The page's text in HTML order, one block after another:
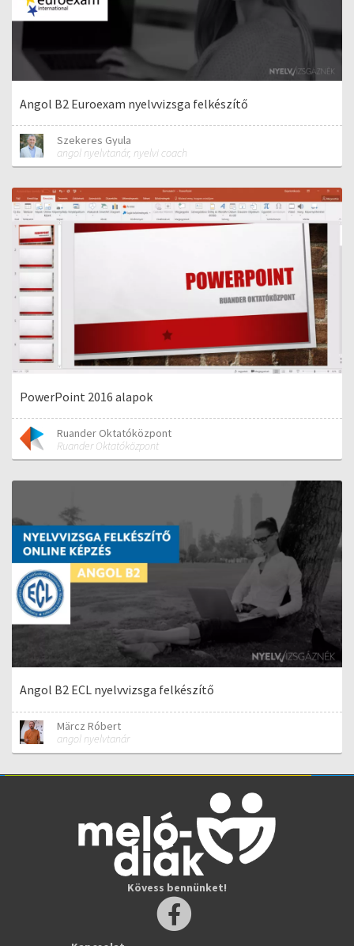
Angol B2 Euroexam nyelvvizsga felkészítő
Szekeres Gyula
angol nyelvtanár, nyelvi coach
PowerPoint 2016 alapok
Ruander Oktatóközpont
Ruander Oktatóközpont
Angol B2 ECL nyelvvizsga felkészítő
Märcz Róbert
angol nyelvtanár
Kövess bennünket!